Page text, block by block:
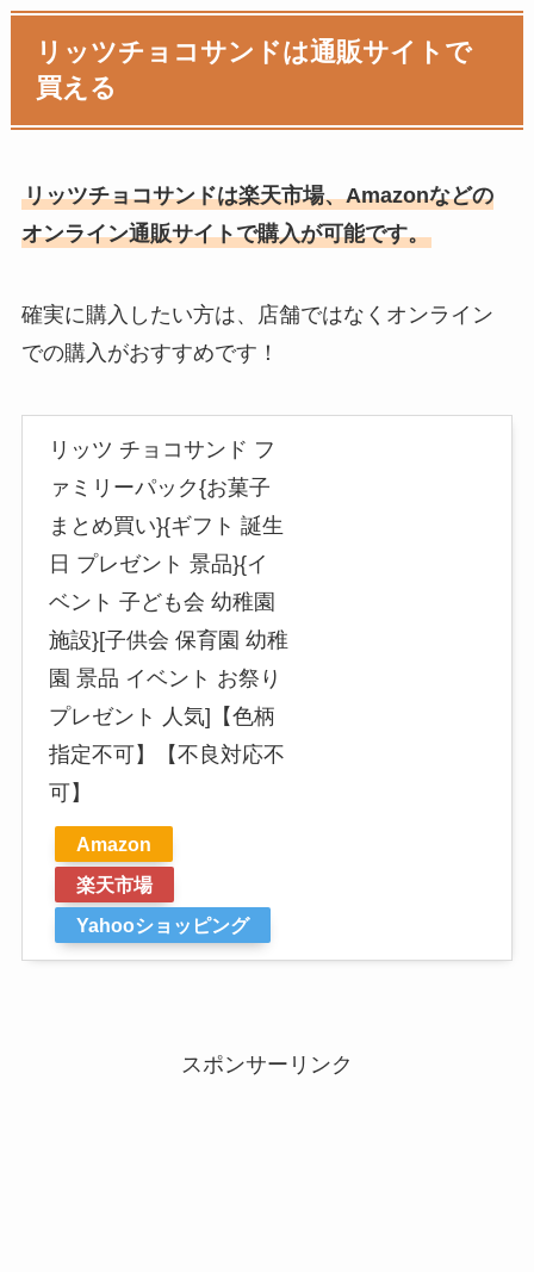
リッツチョコサンドは通販サイトで
買える
リッツチョコサンドは楽天市場、Amazonなどの
オンライン通販サイトで購入が可能です。
確実に購入したい方は、店舗ではなくオンライン
での購入がおすすめです！
リッツ チョコサンド フ
ァミリーパック{お菓子
まとめ買い}{ギフト 誕生
日 プレゼント 景品}{イ
ベント 子ども会 幼稚園
施設}[子供会 保育園 幼稚
園 景品 イベント お祭り
プレゼント 人気]【色柄
指定不可】【不良対応不
可】
Amazon
楽天市場
Yahooショッピング
スポンサーリンク